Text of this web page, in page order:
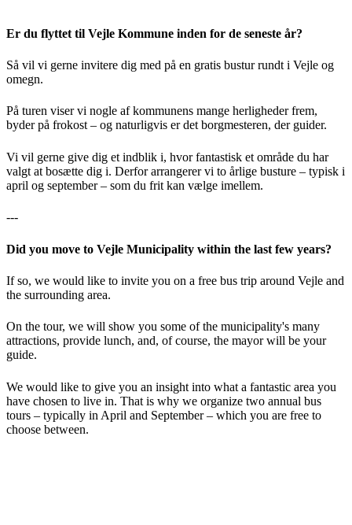
Er du flyttet til Vejle Kommune inden for de seneste år?
Så vil vi gerne invitere dig med på en gratis bustur rundt i Vejle og
omegn.
På turen viser vi nogle af kommunens mange herligheder frem,
byder på frokost – og naturligvis er det borgmesteren, der guider.
Vi vil gerne give dig et indblik i, hvor fantastisk et område du har
valgt at bosætte dig i. Derfor arrangerer vi to årlige busture – typisk i
april og september – som du frit kan vælge imellem.
---
Did you move to Vejle Municipality within the last few years?
If so, we would like to invite you on a free bus trip around Vejle and
the surrounding area.
On the tour, we will show you some of the municipality's many
attractions, provide lunch, and, of course, the mayor will be your
guide.
We would like to give you an insight into what a fantastic area you
have chosen to live in. That is why we organize two annual bus
tours – typically in April and September – which you are free to
choose between.